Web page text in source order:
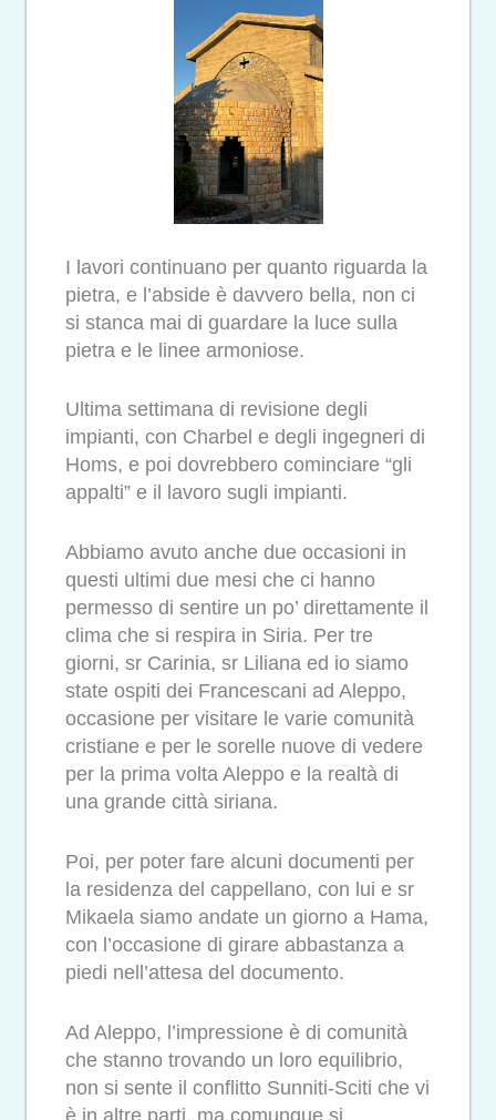
I lavori continuano per quanto riguarda la
pietra, e l’abside è davvero bella, non ci
si stanca mai di guardare la luce sulla
pietra e le linee armoniose.
Ultima settimana di revisione degli
impianti, con Charbel e degli ingegneri di
Homs, e poi dovrebbero cominciare “gli
appalti” e il lavoro sugli impianti.
Abbiamo avuto anche due occasioni in
questi ultimi due mesi che ci hanno
permesso di sentire un po’ direttamente il
clima che si respira in Siria. Per tre
giorni, sr Carinia, sr Liliana ed io siamo
state ospiti dei Francescani ad Aleppo,
occasione per visitare le varie comunità
cristiane e per le sorelle nuove di vedere
per la prima volta Aleppo e la realtà di
una grande città siriana.
Poi, per poter fare alcuni documenti per
la residenza del cappellano, con lui e sr
Mikaela siamo andate un giorno a Hama,
con l’occasione di girare abbastanza a
piedi nell’attesa del documento.
Ad Aleppo, l’impressione è di comunità
che stanno trovando un loro equilibrio,
non si sente il conflitto Sunniti-Sciti che vi
è in altre parti, ma comunque si